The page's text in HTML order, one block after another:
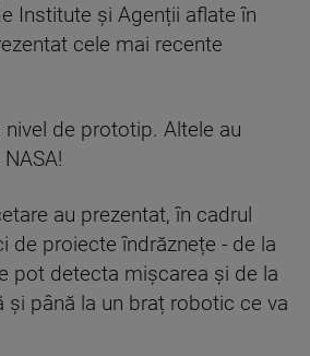
Institute și Agenții aflate în
cele mai recente
nivel de prototip. Altele au
au prezentat, în cadrul
de proiecte îndrăznețe - de la
pot detecta mișcarea și de la
și până la un braț robotic ce va